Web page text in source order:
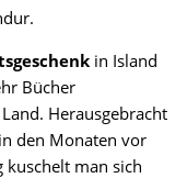
in Island
Bücher
Herausgebracht
den Monaten vor
kuschelt man sich